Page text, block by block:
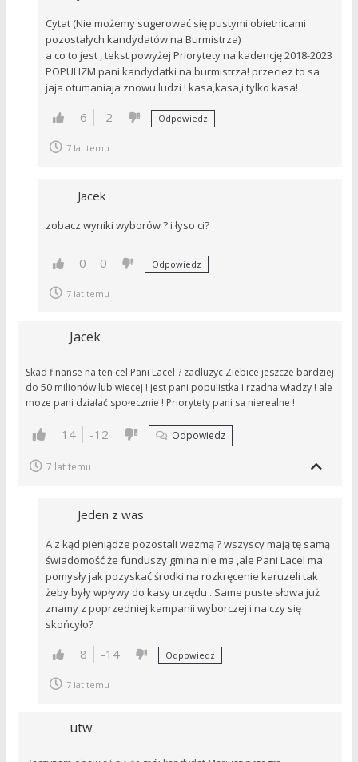
Cytat (Nie możemy sugerować się pustymi obietnicami
pozostałych kandydatów na Burmistrza)
a co to jest , tekst powyżej Priorytety na kadencję 2018-2023
POPULIZM pani kandydatki na burmistrza! przeciez to sa
jaja otumaniaja znowu ludzi ! kasa,kasa,i tylko kasa!
6 -2 Odpowiedz
7 lat temu
Jacek
zobacz wyniki wyborów ? i łyso ci?
0 0 Odpowiedz
7 lat temu
Jacek
Skad finanse na ten cel Pani Lacel ? zadluzyc Ziebice jeszcze bardziej
do 50 milionów lub wiecej ! jest pani populistka i rzadna władzy ! ale
moze pani działać społecznie ! Priorytety pani sa nierealne !
14 -12 Odpowiedz
7 lat temu
Jeden z was
A z kąd pieniądze pozostali wezmą ? wszyscy mają tę samą
świadomość że funduszy gmina nie ma ,ale Pani Lacel ma
pomysły jak pozyskać środki na rozkręcenie karuzeli tak
żeby były wpływy do kasy urzędu . Same puste słowa już
znamy z poprzedniej kampanii wyborczej i na czy się
skońcyło?
8 -14 Odpowiedz
7 lat temu
utw